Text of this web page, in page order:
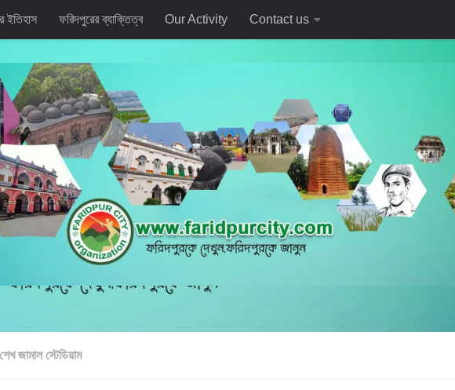
ইতিহাস ফরিদপুরের ব্যাক্তিত্ব Our Activity Contact us
শেখ জামাল স্টেডিয়াম